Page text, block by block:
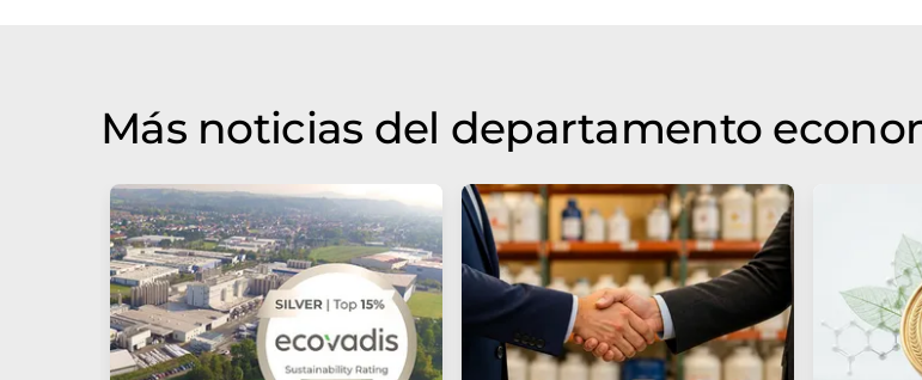
Más noticias del departamento